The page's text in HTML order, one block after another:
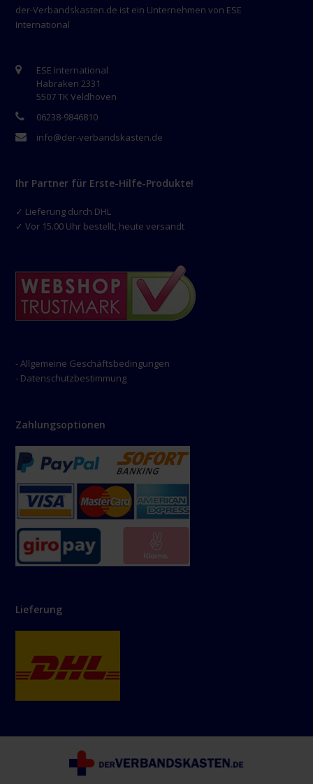
der-Verbandskasten.de ist ein Unternehmen von ESE
International
ESE International
Habraken 2331
5507 TK Veldhoven
06238-9846810
info@der-verbandskasten.de
Ihr Partner für Erste-Hilfe-Produkte!
✓ Lieferung durch DHL
✓ Vor 15.00 Uhr bestellt, heute versandt
- Allgemeine Geschäftsbedingungen
- Datenschutzbestimmung
Zahlungsoptionen
Lieferung